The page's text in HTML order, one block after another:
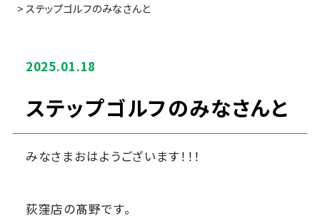
ステップゴルフのみなさんと
2025.01.18
ステップゴルフのみなさんと
みなさまおはようございます！！！
荻窪店の髙野です。